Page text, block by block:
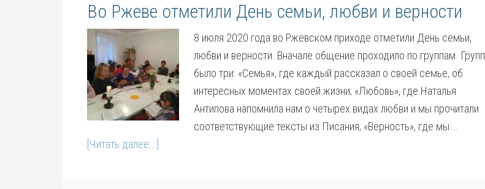
Во Ржеве отметили День семьи, любви и верности
8 июля 2020 года во Ржевском приходе отметили День семьи,
любви и верности. Вначале общение проходило по группам. Групп
было три: «Семья», где каждый рассказал о своей семье, об
интересных моментах своей жизни; «Любовь», где Наталья
Антипова напомнила нам о четырех видах любви и мы прочитали
соответствующие тексты из Писания; «Верность», где мы …
[Читать далее...]